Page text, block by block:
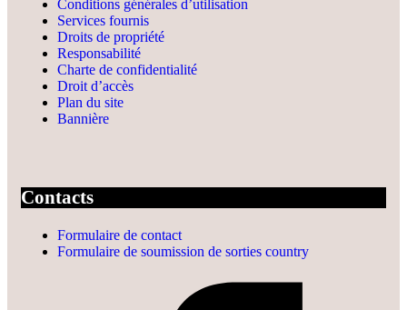
Conditions générales d’utilisation
Services fournis
Droits de propriété
Responsabilité
Charte de confidentialité
Droit d’accès
Plan du site
Bannière
Contacts
Formulaire de contact
Formulaire de soumission de sorties country